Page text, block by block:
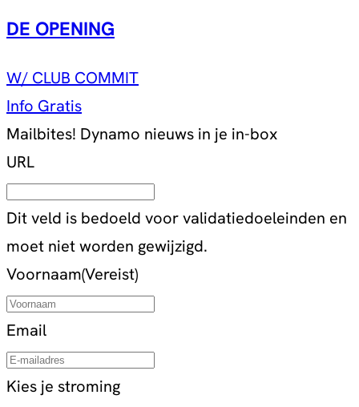
DE OPENING
W/ CLUB COMMIT
Info Gratis
Mailbites! Dynamo nieuws in je in-box
URL
Dit veld is bedoeld voor validatiedoeleinden en
moet niet worden gewijzigd.
Voornaam(Vereist)
Email
Kies je stroming